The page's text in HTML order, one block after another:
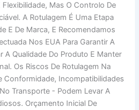
Mas O Controlo De
A Rotulagem É Uma Etapa
E De Marca, E Recomendamos
Nos EUA Para Garantir A
A Qualidade Do Produto E Manter
Os Riscos De Rotulagem Na
Conformidade, Incompatibilidades
Transporte - Podem Levar A
Orçamento Inicial De